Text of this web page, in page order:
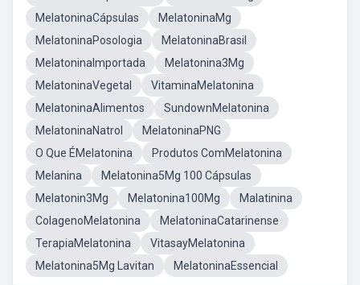
MelatoninaCápsulas
MelatoninaMg
MelatoninaPosologia
MelatoninaBrasil
MelatoninaImportada
Melatonina3Mg
MelatoninaVegetal
VitaminaMelatonina
MelatoninaAlimentos
SundownMelatonina
MelatoninaNatrol
MelatoninaPNG
O Que ÉMelatonina
Produtos ComMelatonina
Melanina
Melatonina5Mg 100 Cápsulas
Melatonin3Mg
Melatonina100Mg
Malatinina
ColagenoMelatonina
MelatoninaCatarinense
TerapiaMelatonina
VitasayMelatonina
Melatonina5Mg Lavitan
MelatoninaEssencial